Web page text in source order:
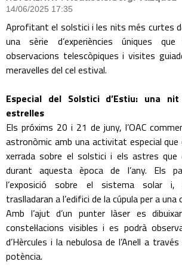
14/06/2025 17:35
Aprofitant el solstici i les nits més curtes de
una sèrie d’experiències úniques que
observacions telescòpiques i visites
meravelles del cel estival.
Especial del Solstici d’Estiu: una
estrelles
Els próxims 20 i 21 de juny, l’OAC
astronòmic amb una activitat especial que
xerrada sobre el solstici i els astres que
durant aquesta època de l’any. Els
l’exposició sobre el sistema solar i,
traslladaran a l’edifici de la cúpula per a
Amb l’ajut d’un punter làser es
constel·lacions visibles i es podrà
d’Hèrcules i la nebulosa de l’Anell a
potència.